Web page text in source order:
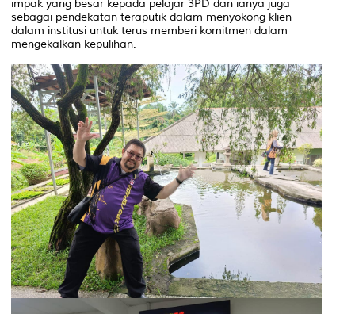
impak yang besar kepada pelajar 3PD dan ianya juga
sebagai pendekatan teraputik dalam menyokong klien
dalam institusi untuk terus memberi komitmen dalam
mengekalkan kepulihan.